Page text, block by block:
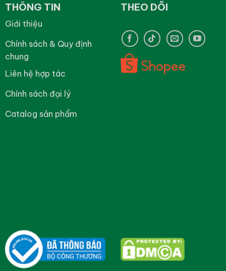
THÔNG TIN
Giới thiệu
Chính sách & Quy định
chung
Liên hệ hợp tác
Chính sách đại lý
Catalog sản phẩm
THEO DÕI